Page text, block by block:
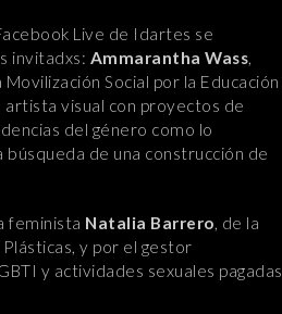
Live de Idartes se
invitadxs: Ammarantha Wass
Social por la Educación
, artista visual con proyectos de
del género como lo
de una construcción de
feminista Natalia Barrero , de la
y por el gestor
y actividades sexuales pagadas